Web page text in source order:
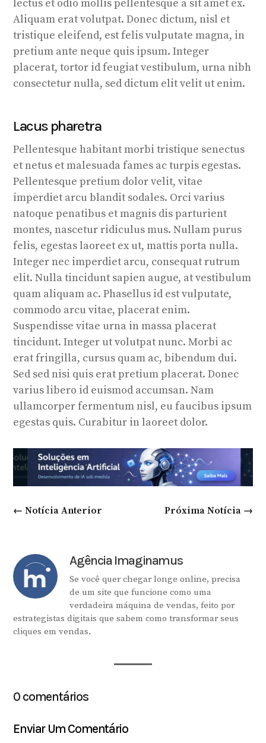
lectus et odio mollis pellentesque a sit amet ex.
Aliquam erat volutpat. Donec dictum, nisl et
tristique eleifend, est felis vulputate magna, in
pretium ante neque quis ipsum. Integer
placerat, tortor id feugiat vestibulum, urna nibh
consectetur nulla, sed dictum elit velit ut enim.
Lacus pharetra
Pellentesque habitant morbi tristique senectus
et netus et malesuada fames ac turpis egestas.
Pellentesque pretium dolor velit, vitae
imperdiet arcu blandit sodales. Orci varius
natoque penatibus et magnis dis parturient
montes, nascetur ridiculus mus. Nullam purus
felis, egestas laoreet ex ut, mattis porta nulla.
Integer nec imperdiet arcu, consequat rutrum
elit. Nulla tincidunt sapien augue, at vestibulum
quam aliquam ac. Phasellus id est vulputate,
commodo arcu vitae, placerat enim.
Suspendisse vitae urna in massa placerat
tincidunt. Integer ut volutpat nunc. Morbi ac
erat fringilla, cursus quam ac, bibendum dui.
Sed sed nisi quis erat pretium placerat. Donec
varius libero id euismod accumsan. Nam
ullamcorper fermentum nisl, eu faucibus ipsum
egestas quis. Curabitur in laoreet dolor.
←Notícia Anterior Próxima Notícia→
Agência Imaginamus
Se você quer chegar longe online, precisa
de um site que funcione como uma
verdadeira máquina de vendas, feito por
estrategistas digitais que sabem como transformar seus
cliques em vendas.
0 comentários
Enviar Um Comentário